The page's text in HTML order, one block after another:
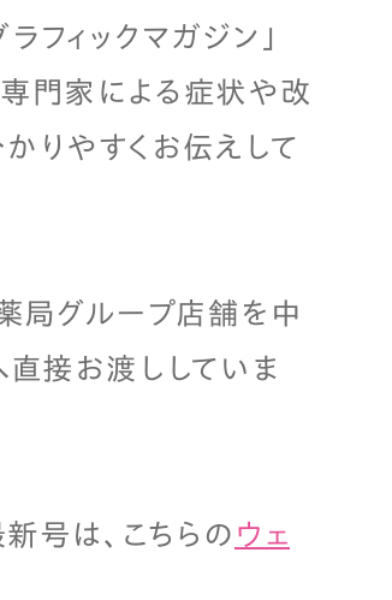
フィックマガジン」
門家による症状や改
りやすくお伝えして
局グループ店舗を中
接お渡ししていま
号は、こちらの ウェ